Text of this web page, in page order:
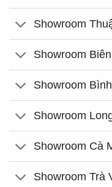
Showroom
Showroom
Showroom
Showroom
Showroom Cà
Showroom Trà